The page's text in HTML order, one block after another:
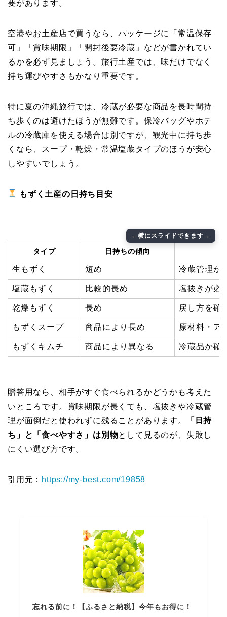
要があります。
空港やお土産店で買うなら、パッケージに「常温保存
可」「賞味期限」「開封後要冷蔵」などが書かれてい
るかを必ず見ましょう。旅行土産では、味だけでなく
持ち運びやすさもかなり重要です。
特に夏の沖縄旅行では、冷蔵が必要な商品を長時間持
ち歩くのは避けたほうが無難です。保冷バッグやホテ
ルの冷蔵庫を使える場合は別ですが、観光中に持ち歩
くなら、スープ・乾燥・常温塩蔵タイプのほうが安心
しやすいでしょう。
もずく土産の日持ち目安
タイプ 日持ちの傾向
生もずく 短め 冷蔵管理が
塩蔵もずく 比較的長め 塩抜きが必
乾燥もずく 長め 戻し方を確
もずくスープ 商品により長め 原材料・ア
もずくキムチ 商品により異なる 冷蔵品か確
贈答用なら、相手がすぐ食べられるかどうかも考えた
いところです。賞味期限が長くても、塩抜きや冷蔵管
理が面倒だと使われずに残ることがあります。
「日持
ち」と「食べやすさ」は別物として見るのが、失敗し
にくい選び方です。
引用元： https://my-best.com/19858
忘れる前に！【ふるさと納税】今年もお得に！